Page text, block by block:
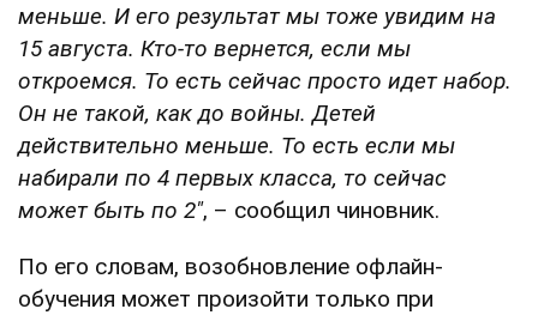
меньше. И его результат мы тоже увидим на
15 августа. Кто-то вернется, если мы
откроемся. То есть сейчас просто идет набор.
Он не такой, как до войны. Детей
действительно меньше. То есть если мы
набирали по 4 первых класса, то сейчас
может быть по 2", – сообщил чиновник.
По его словам, возобновление офлайн-
обучения может произойти только при